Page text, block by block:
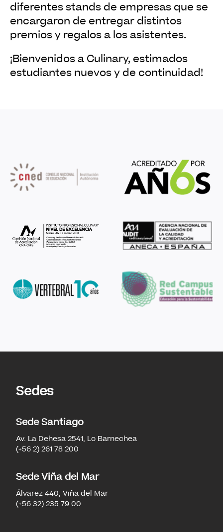
diferentes stands de empresas que se
encargaron de entregar distintos
premios y regalos a los asistentes.
¡Bienvenidos a Culinary, estimados
estudiantes nuevos y de continuidad!
Sedes
Sede Santiago
Av. La Dehesa 2541, Lo Barnechea
(+56 2) 261 78 200
Sede Viña del Mar
Álvarez 440, Viña del Mar
(+56 32) 235 79 00